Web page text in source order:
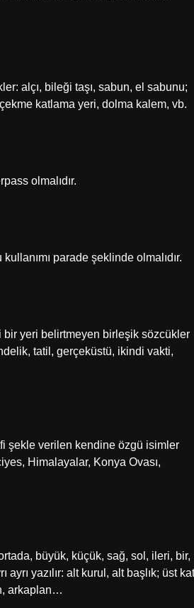
alçı, bileği taşı, sabun, el sabunu;
katlama yeri, dolma kalem, vb.
olmalıdır.
parade şeklinde olmalıdır.
bir yeri belirtmeyen birleşik sözcükler
tatil, gerçeküstü, ikindi vakti,
şekle verilen kendine özgü isimler
Himalayalar, Konya Ovası,
büyük, küçük, sağ, sol, ileri, bir,
yazılır: alt kurul, alt başlık; üst
arkaplan…